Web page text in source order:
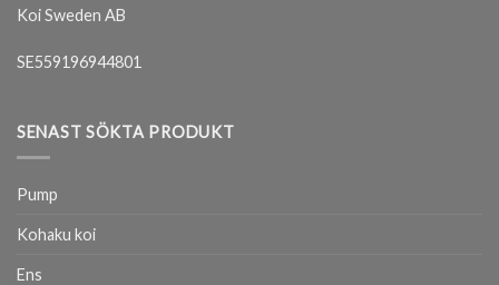
Koi Sweden AB
SE559196944801
SENAST SÖKTA PRODUKT
Pump
Kohaku koi
Ens